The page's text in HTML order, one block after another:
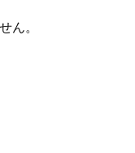
ん。